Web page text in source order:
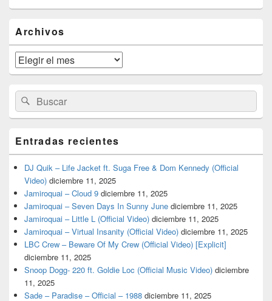
área
de
widget
barra
lateral
primaria
Archivos
Archivos
Buscar
por:
Buscar
Entradas recientes
DJ Quik – Life Jacket ft. Suga Free & Dom Kennedy (Official
Video) diciembre 11, 2025
Jamiroquai – Cloud 9 diciembre 11, 2025
Jamiroquai – Seven Days In Sunny June diciembre 11, 2025
Jamiroquai – Little L (Official Video) diciembre 11, 2025
Jamiroquai – Virtual Insanity (Official Video) diciembre 11, 2025
LBC Crew – Beware Of My Crew (Official Video) [Explicit]
diciembre 11, 2025
Snoop Dogg- 220 ft. Goldie Loc (Official Music Video) diciembre
11, 2025
Sade – Paradise – Official – 1988 diciembre 11, 2025